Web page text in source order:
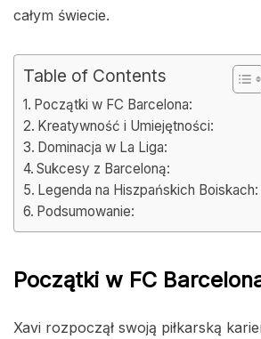
całym świecie.
Table of Contents
Początki w FC Barcelona:
Kreatywność i Umiejętności:
Dominacja w La Liga:
Sukcesy z Barceloną:
Legenda na Hiszpańskich Boiskach:
Podsumowanie:
Początki w FC
Xavi rozpoczął swoją piłkarską